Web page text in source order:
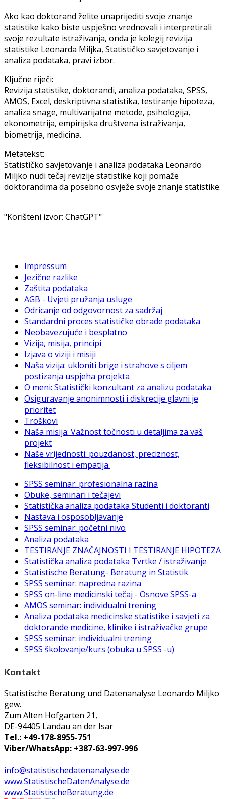
Ako kao doktorand želite unaprijediti svoje znanje
statistike kako biste uspješno vrednovali i interpretirali
svoje rezultate istraživanja, onda je kolegij revizija
statistike Leonarda Miljka, Statističko savjetovanje i
analiza podataka, pravi izbor.
Ključne riječi:
Revizija statistike, doktorandi, analiza podataka, SPSS,
AMOS, Excel, deskriptivna statistika, testiranje hipoteza,
analiza snage, multivarijatne metode, psihologija,
ekonometrija, empirijska društvena istraživanja,
biometrija, medicina.
Metatekst:
Statističko savjetovanje i analiza podataka Leonardo
Miljko nudi tečaj revizije statistike koji pomaže
doktorandima da posebno osvježe svoje znanje statistike.
"Korišteni izvor: ChatGPT"
Impressum
Jezične razlike
Zaštita podataka
AGB - Uvjeti pružanja usluge
Odricanje od odgovornost za sadržaj
Standardni proces statističke obrade podataka
Neobavezujuće i besplatno
Vizija, misija, principi
Izjava o viziji i misiji
Naša vizija: ukloniti brige i strahove s ciljem
postizanja uspjeha projekta
O meni: Statistički konzultant za analizu podataka
Osiguravanje anonimnosti i diskrecije glavni je
prioritet
Troškovi
Naša misija: Važnost točnosti u detaljima za vaš
projekt
Naše vrijednosti: pouzdanost, preciznost,
fleksibilnost i empatija.
SPSS seminar: profesionalna razina
Obuke, seminari i tečajevi
Statistička analiza podataka Studenti i doktoranti
Nastava i osposobljavanje
SPSS seminar: početni nivo
Analiza podataka
TESTIRANJE ZNAČAJNOSTI I TESTIRANJE HIPOTEZA
Statistička analiza podataka Tvrtke / istraživanje
Statistische Beratung- Beratung in Statistik
SPSS seminar: napredna razina
SPSS on-line medicinski tečaj - Osnove SPSS-a
AMOS seminar: individualni trening
Analiza podataka medicinske statistike i savjeti za
doktorande medicine, klinike i istraživačke grupe
SPSS seminar: individualni trening
SPSS školovanje/kurs (obuka u SPSS -u)
Kontakt
Statistische Beratung und Datenanalyse Leonardo Miljko
gew.
Zum Alten Hofgarten 21,
DE-94405 Landau an der Isar
Tel.: +49-178-8955-751
Viber/WhatsApp: +387-63-997-996
info@statistischedatenanalyse.de
www.StatistischeDatenAnalyse.de
www.StatistischeBeratung.de